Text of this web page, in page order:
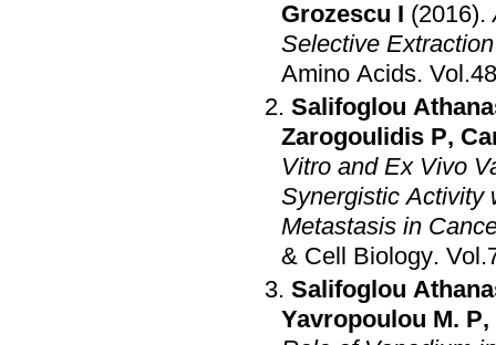
Grozescu I (2016).
Selective
Amino Acids.
Salifoglou
Zarogoulidis P,
Vitro and Ex Vivo
Synergistic Activity
Metastasis in
& Cell Biology.
Salifoglou
Yavropoulou M. P,